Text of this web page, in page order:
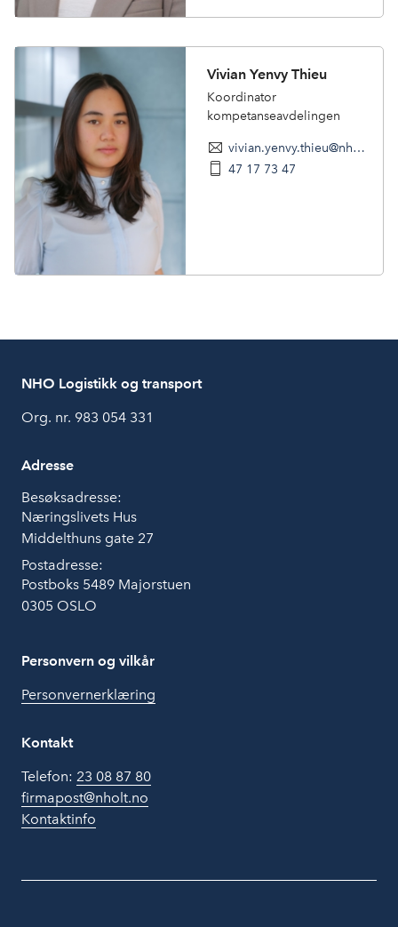
Vivian Yenvy Thieu
Koordinator
kompetanseavdelingen
vivian.yenvy.thieu@nholt.no
47 17 73 47
NHO Logistikk og transport
Org. nr. 983 054 331
Adresse
Besøksadresse:
Næringslivets Hus
Middelthuns gate 27
Postadresse:
Postboks 5489 Majorstuen
0305 OSLO
Personvern og vilkår
Personvernerklæring
Kontakt
Telefon: 23 08 87 80
firmapost@nholt.no
Kontaktinfo